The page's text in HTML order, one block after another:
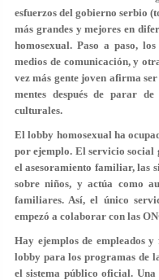
esfuerzos del gobierno serbio
más grandes y mejores en
homosexual. Paso a paso,
medios de comunicación, y
vez más gente joven afirma
mentes después de parar
culturales.
El lobby homosexual ha
por ejemplo. El servicio social
el asesoramiento familiar, las
sobre niños, y actúa como
familiares. Así, el único
empezó a colaborar con las
Hay ejemplos de empleados
lobby para los programas de
el sistema público oficial.